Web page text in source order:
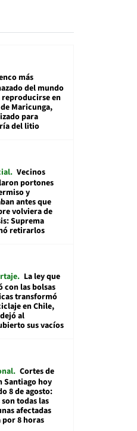
más
del mundo
en
Maricunga,
para
del litio
Vecinos
portones
y
antes que
volviera de
Suprema
retirarlos
La ley que
con las bolsas
transformó
en Chile,
al
sus vacíos
Cortes de
Santiago hoy
8 de agosto:
son todas las
afectadas
por 8 horas